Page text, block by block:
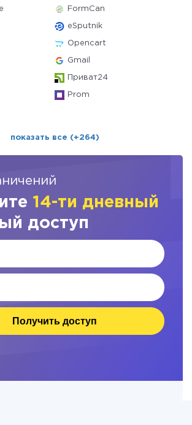
FormCan
eSputnik
Opencart
Gmail
Приват24
Prom
показать все (+264)
14-ти дневный
доступ
Получить доступ